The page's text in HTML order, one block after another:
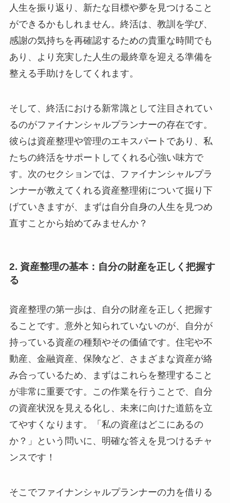
人生を振り返り、新たな目標や夢を見つけること
ができるかもしれません。終活は、教訓を学び、
感謝の気持ちを再確認するための貴重な時間でも
あり、より充実した人生の最終章を迎える準備を
整える手助けをしてくれます。
そして、終活における新常識として注目されてい
るのがファイナンシャルプランナーの存在です。
彼らは資産整理や管理のエキスパートであり、私
たちの終活をサポートしてくれる心強い味方で
す。次のセクションでは、ファイナンシャルプラ
ンナーが教えてくれる資産整理術について掘り下
げていきますが、まずは自分自身の人生を見つめ
直すことから始めてみませんか？
2. 資産整理の基本：自分の財産を正しく把握す
る
資産整理の第一歩は、自分の財産を正しく把握す
ることです。意外と知られていないのが、自分が
持っている資産の種類やその価値です。住宅や不
動産、金融資産、保険など、さまざまな資産が絡
み合っているため、まずはこれらを整理すること
が非常に重要です。この作業を行うことで、自分
の資産状況を見える化し、未来に向けた道筋を立
てやすくなります。「私の資産はどこにあるの
か？」という問いに、明確な答えを見つけるチャ
ンスです！
そこでファイナンシャルプランナーの力を借りる